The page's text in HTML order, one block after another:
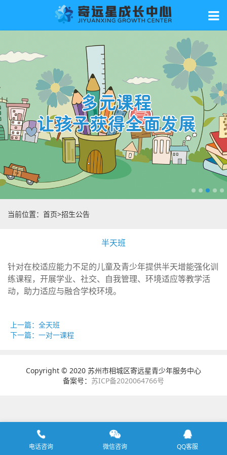
当前位置： 首页>招生公告
半天班
针对在校适应能力不足的儿童及青少年提供半天增能强化训
练课程，开展学业、社交、自我管理、环境适应等教学活
动，助力适应与融合学校环境。
上一篇：全天班
下一篇：一对一课程
Copyright © 2020 苏州市相城区寄远星青少年服务中心
备案号： 苏ICP备2020064766号
电话咨询 微信咨询 QQ客服